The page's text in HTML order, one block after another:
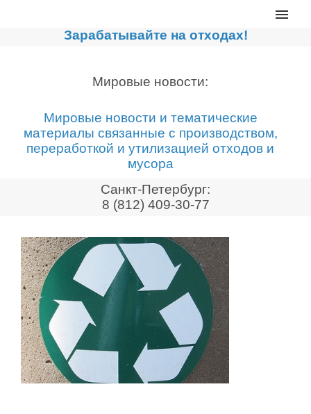
Главная
Сортировочные линии
Дробильное оборудование
Компакторы, контейнеры
Реализованные проекты
Видео
Новости компании
Мировые новости
О нас
Контакты
Оставить заявку
Зарабатывайте на отходах!
Мировые новости:
Мировые новости и тематические
материалы связанные с производством,
переработкой и утилизацией отходов и
мусора
Санкт-Петербург:
8 (812) 409-30-77